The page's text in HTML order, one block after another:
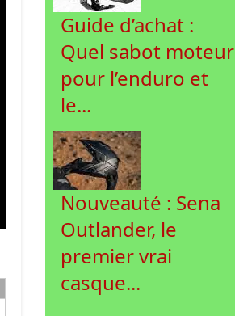
Guide d’achat :
Quel sabot moteur
pour l’enduro et
le...
Nouveauté : Sena
Outlander, le
premier vrai
casque...